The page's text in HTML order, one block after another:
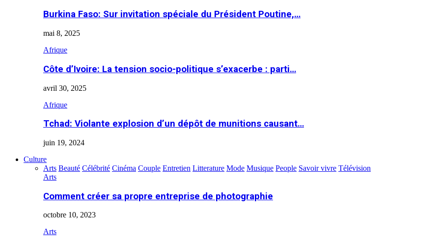
Burkina Faso: Sur invitation spéciale du Président Poutine,…
mai 8, 2025
Afrique
Côte d’Ivoire: La tension socio-politique s’exacerbe : parti…
avril 30, 2025
Afrique
Tchad: Violante explosion d’un dépôt de munitions causant…
juin 19, 2024
Culture
Arts Beauté Célébrité Cinéma Couple Entretien Litterature Mode Musique People Savoir vivre Télévision
Arts
Comment créer sa propre entreprise de photographie
octobre 10, 2023
Arts